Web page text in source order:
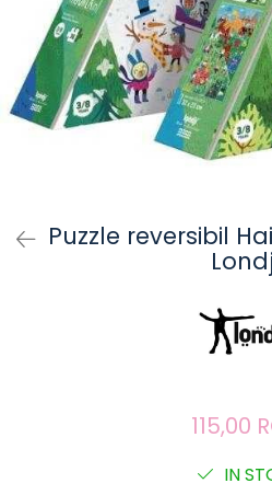
Puzzle reversibil
115,00
IN